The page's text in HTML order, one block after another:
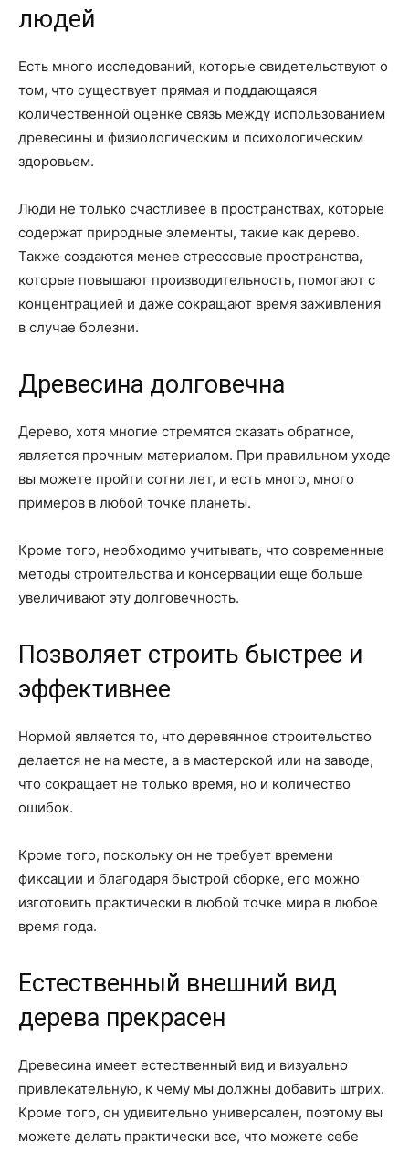
людей
Есть много исследований, которые свидетельствуют о
том, что существует прямая и поддающаяся
количественной оценке связь между использованием
древесины и физиологическим и психологическим
здоровьем.
Люди не только счастливее в пространствах, которые
содержат природные элементы, такие как дерево.
Также создаются менее стрессовые пространства,
которые повышают производительность, помогают с
концентрацией и даже сокращают время заживления
в случае болезни.
Древесина долговечна
Дерево, хотя многие стремятся сказать обратное,
является прочным материалом. При правильном уходе
вы можете пройти сотни лет, и есть много, много
примеров в любой точке планеты.
Кроме того, необходимо учитывать, что современные
методы строительства и консервации еще больше
увеличивают эту долговечность.
Позволяет строить быстрее и
эффективнее
Нормой является то, что деревянное строительство
делается не на месте, а в мастерской или на заводе,
что сокращает не только время, но и количество
ошибок.
Кроме того, поскольку он не требует времени
фиксации и благодаря быстрой сборке, его можно
изготовить практически в любой точке мира в любое
время года.
Естественный внешний вид
дерева прекрасен
Древесина имеет естественный вид и визуально
привлекательную, к чему мы должны добавить штрих.
Кроме того, он удивительно универсален, поэтому вы
можете делать практически все, что можете себе